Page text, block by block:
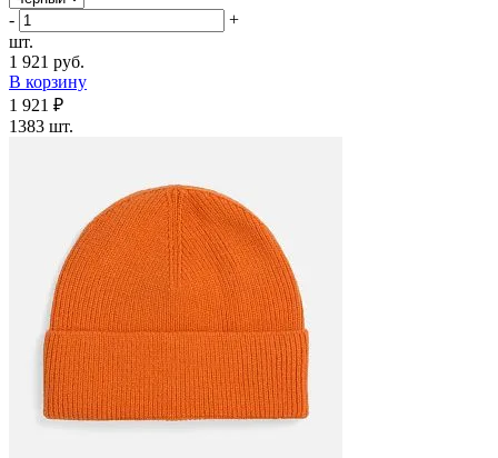
-
+
шт.
1 921 руб.
В корзину
1 921 ₽
1383 шт.